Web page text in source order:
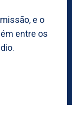
e o
entre os